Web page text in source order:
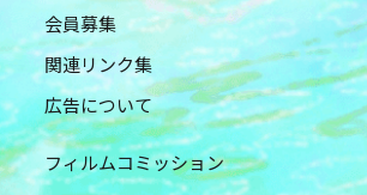
会員募集
関連リンク集
広告について
フィルムコミッション